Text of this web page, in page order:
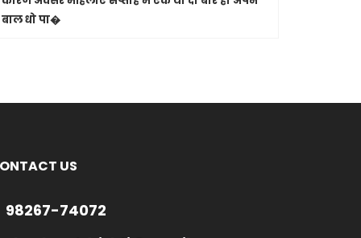
बाल धो पा�
US
98267-74072